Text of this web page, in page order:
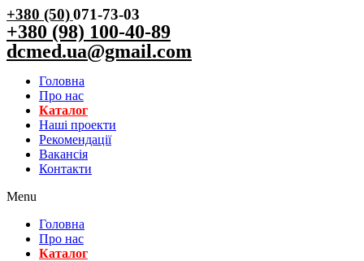
+380 (50)071-73-03
+380 (98) 100-40-89
dcmed.ua@gmail.com
Головна
Про нас
Каталог
Нашi проекти
Рекомендації
Вакансiя
Контакти
Menu
Головна
Про нас
Каталог